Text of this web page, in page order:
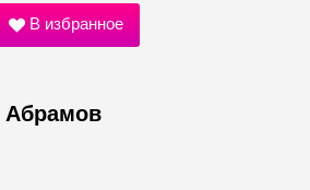
В избранное
Абрамов